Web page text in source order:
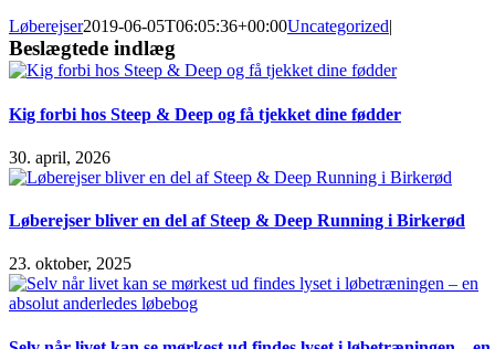
Løberejser2019-06-05T06:05:36+00:00Uncategorized|
Beslægtede indlæg
Kig forbi hos Steep & Deep og få tjekket dine fødder
30. april, 2026
Løberejser bliver en del af Steep & Deep Running i Birkerød
23. oktober, 2025